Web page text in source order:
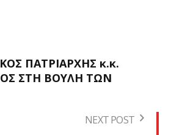
ΠΑΤΡΙΑΡΧΗΣ κ.κ.
ΣΤΗ ΒΟΥΛΗ ΤΩΝ
NEXT POST